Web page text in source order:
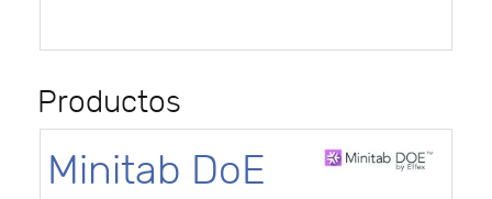
Productos
Minitab DoE